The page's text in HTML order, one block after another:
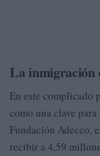
La inmigración
En este complicado
como una clave
Fundación Adecco,
recibir a 4,59